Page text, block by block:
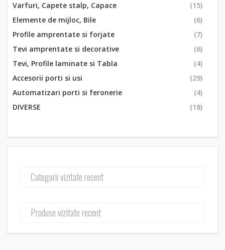
Varfuri, Capete stalp, Capace
(15)
Elemente de mijloc, Bile
(6)
Profile amprentate si forjate
(7)
Tevi amprentate si decorative
(6)
Tevi, Profile laminate si Tabla
(4)
Accesorii porti si usi
(29)
Automatizari porti si feronerie
(4)
DIVERSE
(18)
Categorii vizitate recent
Produse vizitate recent